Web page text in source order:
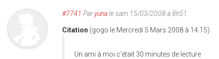
#7741 Paryunale sam 15/03/2008 à 8h51
Citation (gogo le Mercredi 5 Mars 2008 à 14:15)
Un ami à moi c'était 30 minutes de lecture